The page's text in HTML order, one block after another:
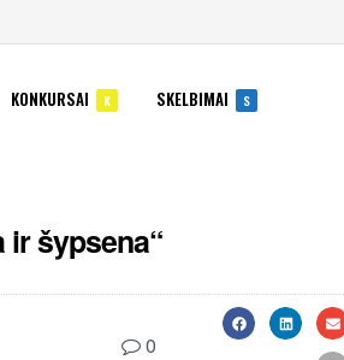
KONKURSAI K SKELBIMAI S
ir šypsena“
0